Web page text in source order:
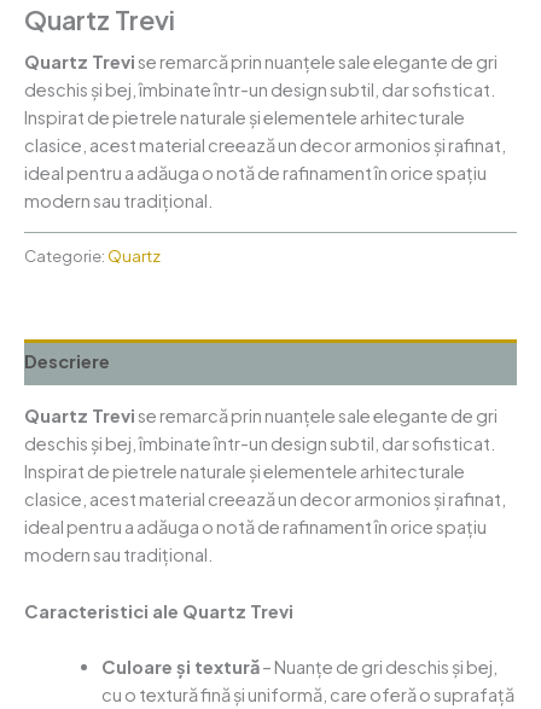
Quartz Trevi
Quartz Trevise remarcă prin nuanțele sale elegante de gri
deschis și bej, îmbinate într-un design subtil, dar sofisticat.
Inspirat de pietrele naturale și elementele arhitecturale
clasice, acest material creează un decor armonios și rafinat,
ideal pentru a adăuga o notă de rafinament în orice spațiu
modern sau tradițional.
Categorie: Quartz
Descriere
Quartz Trevise remarcă prin nuanțele sale elegante de gri
deschis și bej, îmbinate într-un design subtil, dar sofisticat.
Inspirat de pietrele naturale și elementele arhitecturale
clasice, acest material creează un decor armonios și rafinat,
ideal pentru a adăuga o notă de rafinament în orice spațiu
modern sau tradițional.
Caracteristici ale Quartz Trevi
Culoare și textură– Nuanțe de gri deschis și bej,
cu o textură fină și uniformă, care oferă o suprafață